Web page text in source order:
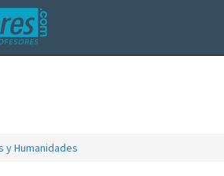
y Humanidades